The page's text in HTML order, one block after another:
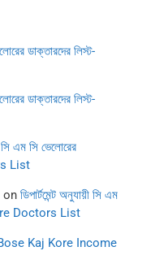
ডাক্তারদের লিস্ট-
ডাক্তারদের লিস্ট-
সি এম সি ভেলোরের
List
on ডিপার্টমেন্ট অনুযায়ী সি এম
Doctors List
Kaj Kore Income